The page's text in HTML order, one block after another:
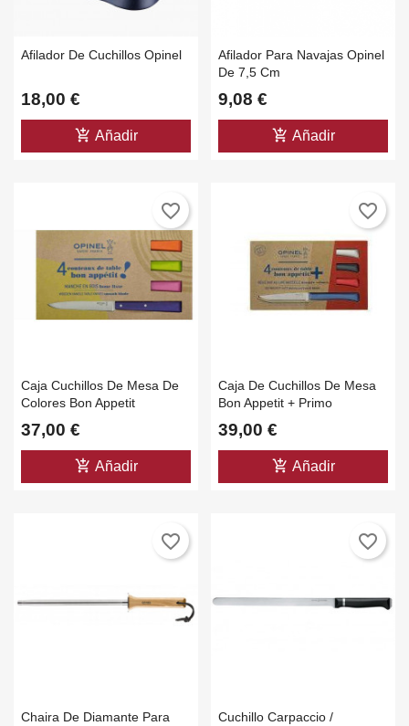
Afilador De Cuchillos Opinel
18,00 €
add_shopping_cart Añadir
Afilador Para Navajas Opinel
De 7,5 Cm
9,08 €
add_shopping_cart Añadir
Caja Cuchillos De Mesa De
Colores Bon Appetit
37,00 €
add_shopping_cart Añadir
favorite_border
Caja De Cuchillos De Mesa
Bon Appetit + Primo
39,00 €
add_shopping_cart Añadir
favorite_border
Chaira De Diamante Para
favorite_border
Cuchillo Carpaccio /
favorite_border